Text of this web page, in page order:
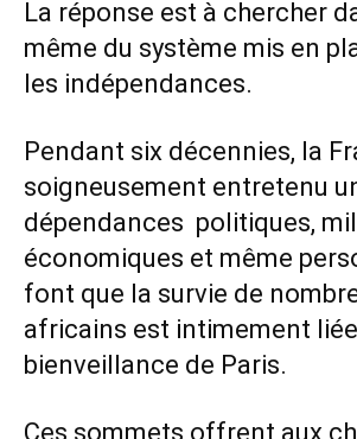
La réponse est à chercher
même du système mis en
les indépendances.
Pendant six décennies, la
soigneusement entretenu
dépendances politiques,
économiques et même
font que la survie de
africains est intimement
bienveillance de Paris.
Ces sommets offrent aux